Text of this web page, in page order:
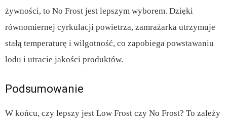
żywności, to No Frost jest lepszym wyborem. Dzięki
równomiernej cyrkulacji powietrza, zamrażarka utrzymuje
stałą temperaturę i wilgotność, co zapobiega powstawaniu
lodu i utracie jakości produktów.
Podsumowanie
W końcu, czy lepszy jest Low Frost czy No Frost? To zależy